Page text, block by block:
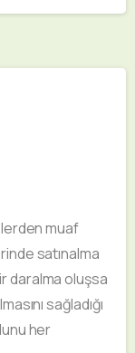
muaf
satınalma
daralma oluşsa
sağladığı
her